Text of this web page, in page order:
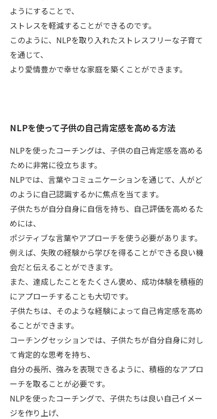
ようにすることで、
ストレスを軽減することができるのです。
このように、NLPを取り入れたストレスフリーな子育て
を通じて、
より愛情豊かで幸せな家庭を築くことができます。
NLPを使って子供の自己肯定感を高める方法
NLPを使ったコーチングは、子供の自己肯定感を高める
ために非常に役立ちます。
NLPでは、言葉やコミュニケーションを通じて、人がど
のように自己認識するかに焦点を当てます。
子供たちが自分自身に自信を持ち、自己評価を高めるた
めには、
ポジティブな言葉やアプローチを使う必要があります。
例えば、失敗の経験から学びを得ることができる良い機
会だと伝えることができます。
また、達成したことをたくさん褒め、成功体験を積極的
にアプローチすることも大切です。
子供たちは、そのような経験によって自己肯定感を高め
ることができます。
コーチングセッションでは、子供たちが自分自身に対し
て肯定的な思考を持ち、
自分の長所、強みを表現できるように、積極的なアプロ
ーチを取ることが必要です。
NLPを使ったコーチングで、子供たちは良い自己イメー
ジを作り上げ、